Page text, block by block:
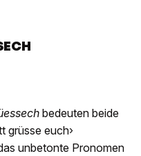
bedeuten beide
grüsse euch›
unbetonte Pronomen